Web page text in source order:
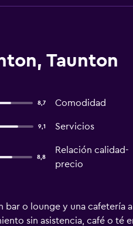
Taunton
8,7 Comodidad
9,1 Servicios
8,8
Relación calidad-
precio
o lounge y una cafetería
sin asistencia, café o té